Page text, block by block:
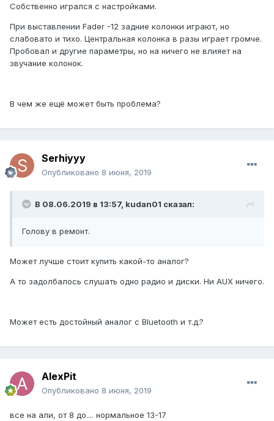
Собственно игрался с настройками.
При выставлении Fader -12 задние колонки играют, но
слабовато и тихо. Центральная колонка в разы играет громче.
Пробовал и другие параметры, но на ничего не влияет на
звучание колонок.
В чем же ещё может быть проблема?
Serhiyyy
Опубликовано 8 июня, 2019
В 08.06.2019 в 13:57, kudan01 сказал:
Голову в ремонт.
Может лучше стоит купить какой-то аналог?
А то задолбалось слушать одно радио и диски. Ни AUX ничего.
Может есть достойный аналог с Bluetooth и т.д.?
AlexPit
Опубликовано 8 июня, 2019
все на али, от 8 до.... нормальное 13-17